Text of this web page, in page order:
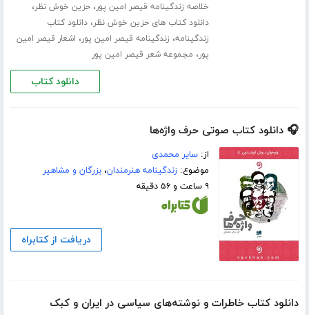
خلاصه زندگینامه قیصر امین پور،حزین خوش نظر،
دانلود کتاب های حزین خوش نظر،دانلود کتاب
زندگینامه، زندگینامه قیصر امین پور، اشعار قیصر امین
پور، مجموعه شعر قیصر امین پور
دانلود کتاب
🎧 دانلود کتاب صوتی حرف واژه‌ها
از:سایر محمدی
موضوع:زندگینامه هنرمندان،بزرگان و مشاهیر
۹ ساعت و ۵۶ دقیقه
دریافت از کتابراه
دانلود کتاب خاطرات و نوشته‌های سیاسی در ایران و کبک